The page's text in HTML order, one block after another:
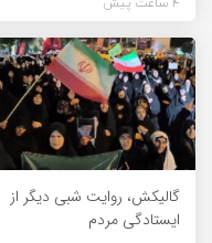
گالیکش، روایت شبی دیگر از
ایستادگی مردم